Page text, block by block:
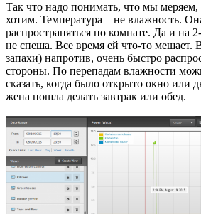
Так что надо понимать, что мы меряем,
хотим. Температура – не влажность.
распространяться по комнате. Да и на
не спеша. Все время ей что-то мешает.
запахи) напротив, очень быстро
стороны. По перепадам влажности
сказать, когда было открыто окно или
жена пошла делать завтрак или обед.